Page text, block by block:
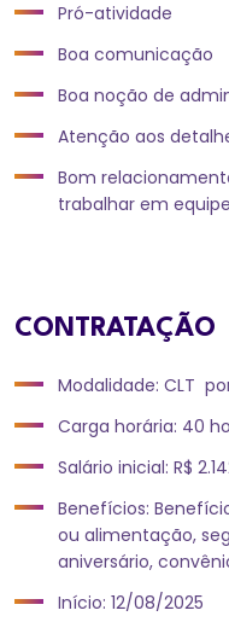
Pró-atividade
Boa comunicação
Boa noção de
Atenção aos
Bom
trabalhar em
CONTRATAÇÃO
Modalidade: CLT
Carga horária: 40
Salário inicial: R$
Benefícios:
ou alimentação,
aniversário,
Início: 12/08/2025